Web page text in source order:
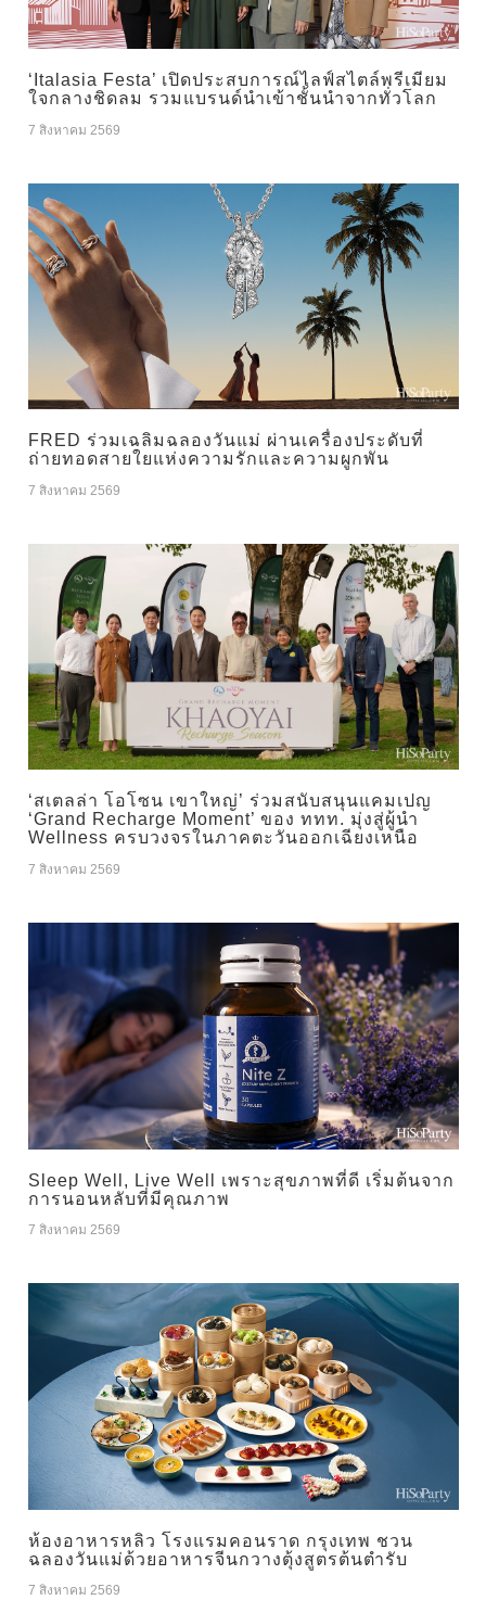
‘Italasia Festa’ เปิดประสบการณ์ไลฟ์สไตล์พรีเมียม
ใจกลางชิดลม รวมแบรนด์นำเข้าชั้นนำจากทั่วโลก
7 สิงหาคม 2569
FRED ร่วมเฉลิมฉลองวันแม่ ผ่านเครื่องประดับที่
ถ่ายทอดสายใยแห่งความรักและความผูกพัน
7 สิงหาคม 2569
‘สเตลล่า โอโซน เขาใหญ่’ ร่วมสนับสนุนแคมเปญ
‘Grand Recharge Moment’ ของ ททท. มุ่งสู่ผู้นำ
Wellness ครบวงจรในภาคตะวันออกเฉียงเหนือ
7 สิงหาคม 2569
Sleep Well, Live Well เพราะสุขภาพที่ดี เริ่มต้นจาก
การนอนหลับที่มีคุณภาพ
7 สิงหาคม 2569
ห้องอาหารหลิว โรงแรมคอนราด กรุงเทพ ชวน
ฉลองวันแม่ด้วยอาหารจีนกวางตุ้งสูตรต้นตำรับ
7 สิงหาคม 2569